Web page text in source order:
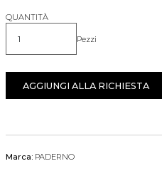
QUANTITÀ
Quantità Pezzi
AGGIUNGI ALLA RICHIESTA
Marca: PADERNO